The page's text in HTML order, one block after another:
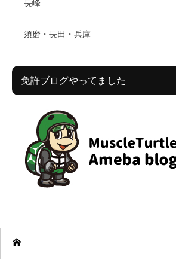
長峰
須磨・長田・兵庫
免許ブログやってました